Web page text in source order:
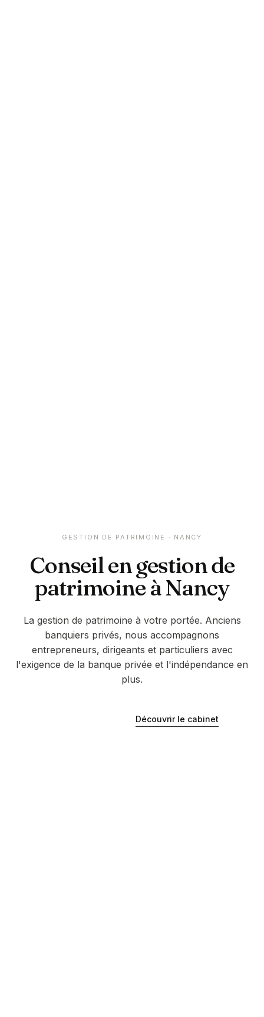
GESTION DE PATRIMOINE · NANCY
Conseil en gestion de
patrimoine àNancy
La gestion de patrimoine à votre portée. Anciens
banquiers privés, nous accompagnons
entrepreneurs, dirigeants et particuliers avec
l'exigence de la banque privée et l'indépendance en
plus.
Découvrir le cabinet